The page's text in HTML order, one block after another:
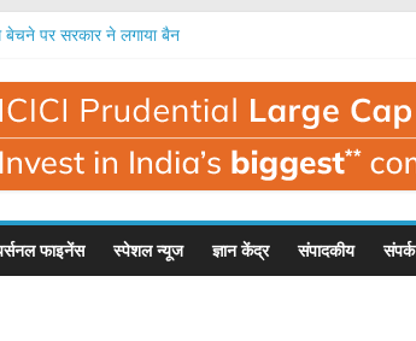
पर सरकार ने लगाया बैन
का ₹5,000 करोड़ के निवेश का रोडमैप
नए एमडी समेत कई फैसले होंगे
देनी होगी, आरबीआई का नियम
फाइनेंस स्पेशल न्यूज ज्ञान केंद्र संपादकीय संपर्क